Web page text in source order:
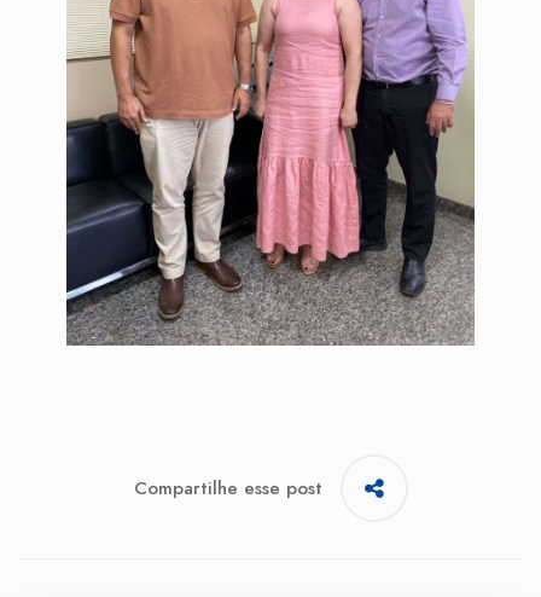
Compartilhe esse post